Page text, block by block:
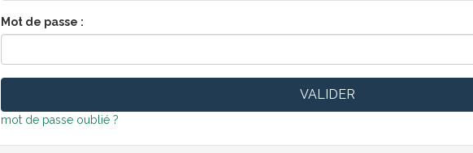
Mot de passe :
mot de passe oublié ?